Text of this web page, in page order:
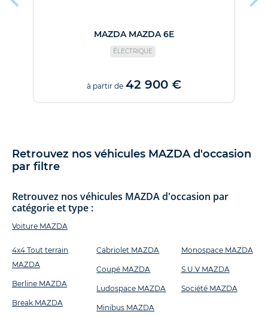
MAZDA MAZDA 6E
ÉLECTRIQUE
à partir de 42 900 €
Retrouvez nos véhicules MAZDA d'occasion
par filtre
Retrouvez nos véhicules MAZDA d'occasion par
catégorie et type :
Voiture MAZDA
4x4 Tout terrain
MAZDA
Berline MAZDA
Break MAZDA
Cabriolet MAZDA
Coupé MAZDA
Ludospace MAZDA
Minibus MAZDA
Monospace MAZDA
S.U.V MAZDA
Société MAZDA